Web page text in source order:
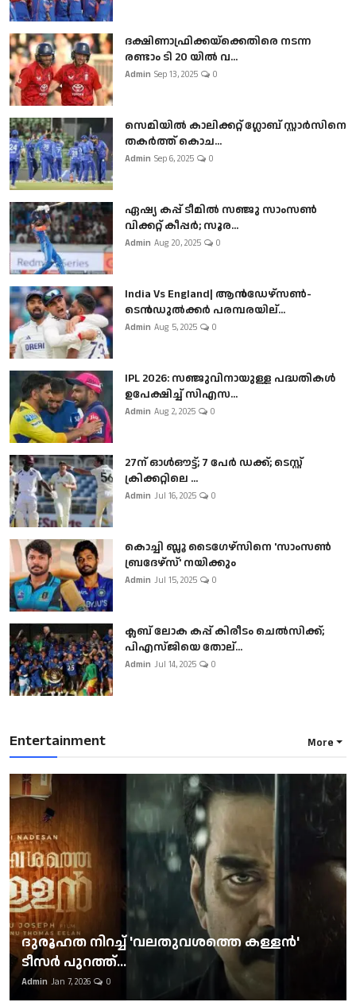
ദക്ഷിണാഫ്രിക്കയ്‌ക്കെതിരെ നടന്ന
രണ്ടാം ടി 20 യിൽ വ...
Admin Sep 13, 2025 0
സെമിയിൽ കാലിക്കറ്റ് ഗ്ലോബ് സ്റ്റാർസിനെ
തകർത്ത് കൊച...
Admin Sep 6, 2025 0
ഏഷ്യ കപ്പ് ടീമിൽ സഞ്ജു സാംസൺ
വിക്കറ്റ് കീപ്പർ; സൂര...
Admin Aug 20, 2025 0
India Vs England| ആൻഡേഴ്സൺ-
ടെൻഡുല്‍ക്കർ പരമ്പരയില്...
Admin Aug 5, 2025 0
IPL 2026: സഞ്ജുവിനായുള്ള പദ്ധതികൾ
ഉപേക്ഷിച്ച് സിഎസ...
Admin Aug 2, 2025 0
27ന് ഓൾഔട്ട്; 7 പേർ ഡക്ക്; ടെസ്റ്റ്
ക്രിക്കറ്റിലെ ...
Admin Jul 16, 2025 0
കൊച്ചി ബ്ലൂ ടൈഗേഴ്സിനെ 'സാംസൺ
ബ്രദേഴ്സ്' നയിക്കും
Admin Jul 15, 2025 0
ക്ലബ് ലോക കപ്പ് കിരീടം ചെല്‍സിക്ക്;
പിഎസ്ജിയെ തോല്...
Admin Jul 14, 2025 0
Entertainment More
ദുരൂഹത നിറച്ച് 'വലതുവശത്തെ കള്ളന്‍'
ടീസര്‍ പുറത്ത്...
Admin Jan 7, 2026 0